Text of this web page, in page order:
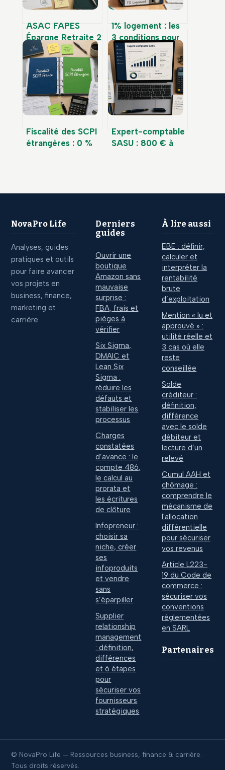
ASAC FAPES
Épargne Retraite 2
: 0 % de frais,
fonds en euros
cantonné et bonus
de performance
1% logement : les
3 conditions pour
savoir si votre
employeur cotise
Fiscalité des SCPI
étrangères : 0 %
Expert-comptable
SASU : 800 € à
NovaPro Life
Analyses, guides
pratiques et outils
pour faire avancer
vos projets en
business, finance,
marketing et
carrière.
Derniers
guides
Ouvrir une
boutique
Amazon sans
mauvaise
surprise :
FBA, frais et
pièges à
vérifier
Six Sigma,
DMAIC et
Lean Six
Sigma :
réduire les
défauts et
stabiliser les
processus
Charges
constatées
d’avance : le
compte 486,
le calcul au
prorata et
les écritures
de clôture
Infopreneur :
choisir sa
niche, créer
ses
infoproduits
et vendre
sans
s’éparpiller
Supplier
relationship
management
: définition,
différences
et 6 étapes
pour
sécuriser vos
fournisseurs
stratégiques
À lire aussi
EBE : définir,
calculer et
interpréter la
rentabilité
brute
d’exploitation
Mention « lu et
approuvé » :
utilité réelle et
3 cas où elle
reste
conseillée
Solde
créditeur :
définition,
différence
avec le solde
débiteur et
lecture d’un
relevé
Cumul AAH et
chômage :
comprendre le
mécanisme de
l'allocation
différentielle
pour sécuriser
vos revenus
Article L223-
19 du Code de
commerce :
sécuriser vos
conventions
réglementées
en SARL
Partenaires
© NovaPro Life — Ressources business, finance & carrière.
Tous droits réservés.